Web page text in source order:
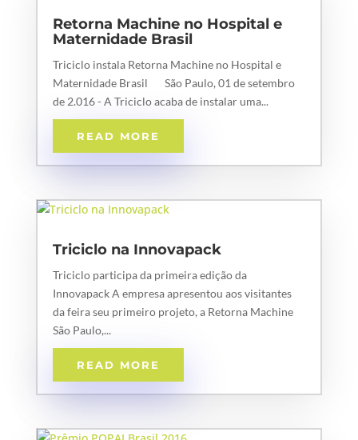
Retorna Machine no Hospital e
Maternidade Brasil
Triciclo instala Retorna Machine no Hospital e
Maternidade Brasil São Paulo, 01 de setembro
de 2.016 - A Triciclo acaba de instalar uma...
READ MORE
Triciclo na Innovapack
Triciclo participa da primeira edição da
Innovapack A empresa apresentou aos visitantes
da feira seu primeiro projeto, a Retorna Machine
São Paulo,...
READ MORE